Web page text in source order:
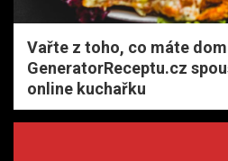
Vařte z toho, co máte
GeneratorReceptu.cz
online kuchařku